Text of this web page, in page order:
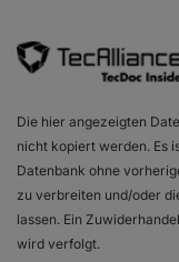
NISSAN LAUREL
NISSAN LAUREL
NISSAN PRAIRIE
NISSAN PRAIRIE
NISSAN PRAIRIE
NISSAN PRAIRIE
Die hier angezeigten
nicht kopiert werden. Es
Datenbank ohne
zu verbreiten und/oder
lassen. Ein
wird verfolgt.